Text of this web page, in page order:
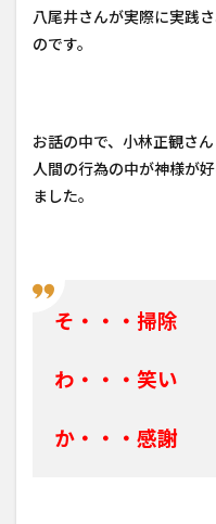
八尾井さんが実際に実践
のです。
お話の中で、小林正観さ
人間の行為の中が神様が
ました。
そ・・・掃除
わ・・・笑い
か・・・感謝